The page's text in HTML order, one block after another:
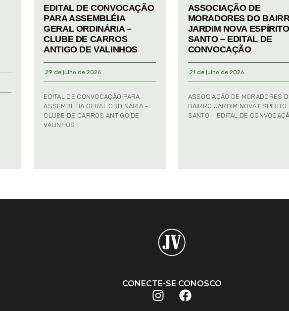
EDITAL DE CONVOCAÇÃO
PARA ASSEMBLÉIA
GERAL ORDINÁRIA –
CLUBE DE CARROS
ANTIGO DE VALINHOS
29 de julho de 2026
EDITAL DE CONVOCAÇÃO PARA
ASSEMBLÉIA GERAL ORDINÁRIA –
CLUBE DE CARROS ANTIGO DE
VALINHOS
ASSOCIAÇÃO DE
MORADORES DO
JARDIM NOVA ESPÍRITO
SANTO – EDITAL DE
CONVOCAÇÃO
21 de julho de 2026
ASSOCIAÇÃO DE MORADORES
BAIRRO JARDIM NOVA ESPÍRITO
SANTO – EDITAL DE
CONECTE-SE CONOSCO